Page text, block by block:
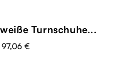
Turnschuhe...
97,06 €